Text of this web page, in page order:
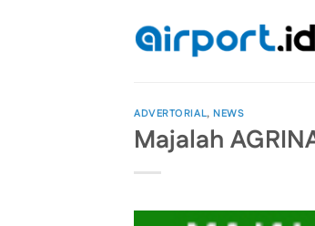
ADVERTORIAL,NEWS
Majalah